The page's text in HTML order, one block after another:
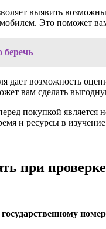
выявить
Это поможет
беречь
дает возможность
вам сделать
покупкой
и ресурсы в
при